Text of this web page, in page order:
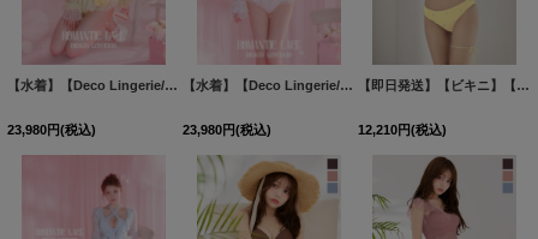
【水着】【Deco Lingerie/ デコランジェリー】Beach Lingerie[OF08] DL60-Y-2605 ]
23,980円(税込)
【水着】【Deco Lingerie/ デコランジェリー】Beach Lingerie[OF08]
23,980円(税込)
【即日発送】【ビキニ】【水着】サイドリボンビジュースタッズビキニ 2点セット [FB01]三上悠亜着用
12,210円(税込)